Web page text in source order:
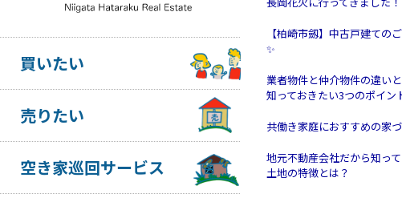
買いたい
売りたい
空き家巡回サービス
【柏崎市劔】中古戸建ての
✨
業者物件と仲介物件の違い
知っておきたい3つのポイン
共働き家庭におすすめの家
地元不動産会社だから知っ
土地の特徴とは？